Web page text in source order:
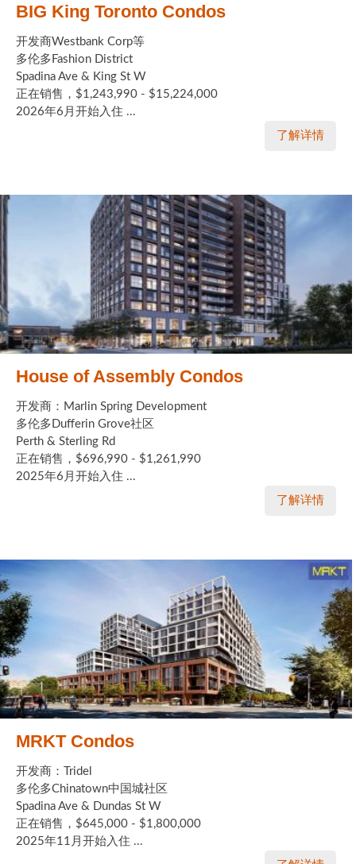
BIG King Toronto Condos
开发商Westbank Corp等
多伦多Fashion District
Spadina Ave & King St W
正在销售，$1,243,990 - $15,224,000
2026年6月开始入住 ...
了解详情
House of Assembly Condos
开发商：Marlin Spring Development
多伦多Dufferin Grove社区
Perth & Sterling Rd
正在销售，$696,990 - $1,261,990
2025年6月开始入住 ...
了解详情
MRKT Condos
开发商：Tridel
多伦多Chinatown中国城社区
Spadina Ave & Dundas St W
正在销售，$645,000 - $1,800,000
2025年11月开始入住 ...